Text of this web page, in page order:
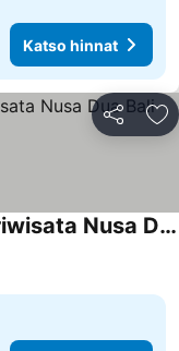
Katso hinnat
Jaa
Reddoorz Near Politeknik Pariwisata Nusa Dua Bali